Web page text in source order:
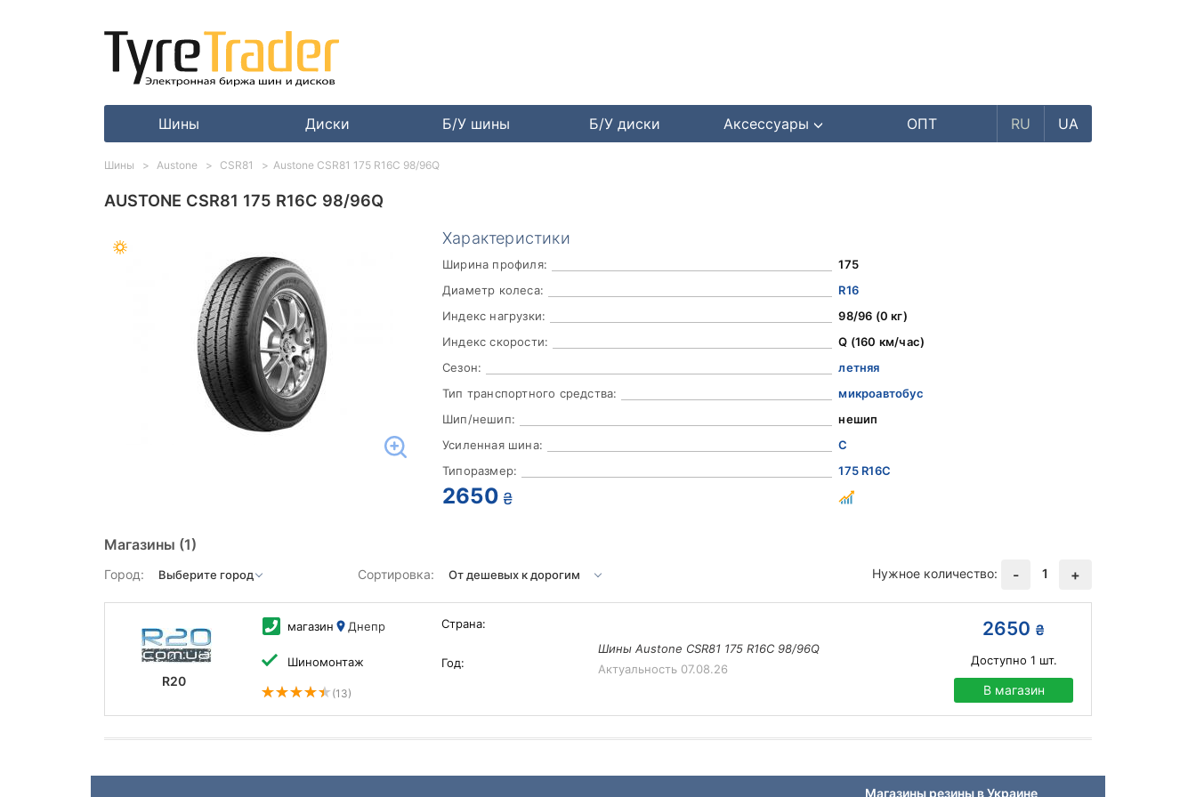
Шины Диски Б/У шины Б/У диски Аксессуары ОПТ RU UA
AUSTONE CSR81 175 R16C 98/96Q
Характеристики
Ширина профиля:
175
Диаметр колеса:
R16
Индекс нагрузки:
98/96 (0 кг)
Индекс скорости:
Q (160 км/час)
Сезон:
летняя
Тип транспортного средства:
микроавтобус
Шип/нешип:
нешип
Усиленная шина:
C
Типоразмер:
175 R16C
2650 ₴
Магазины (1)
Город: Сортировка: Нужное количество: - 1 +
R20
магазин Днепр
Шиномонтаж
(13)
Страна:
Год:
Шины Austone CSR81 175 R16C 98/96Q
Актуальность 07.08.26
2650 ₴
Доступно 1 шт.
В магазин
Шины Austone CSR81 Austone CSR81 175 R16C 98/96Q
Магазины резины в Украине